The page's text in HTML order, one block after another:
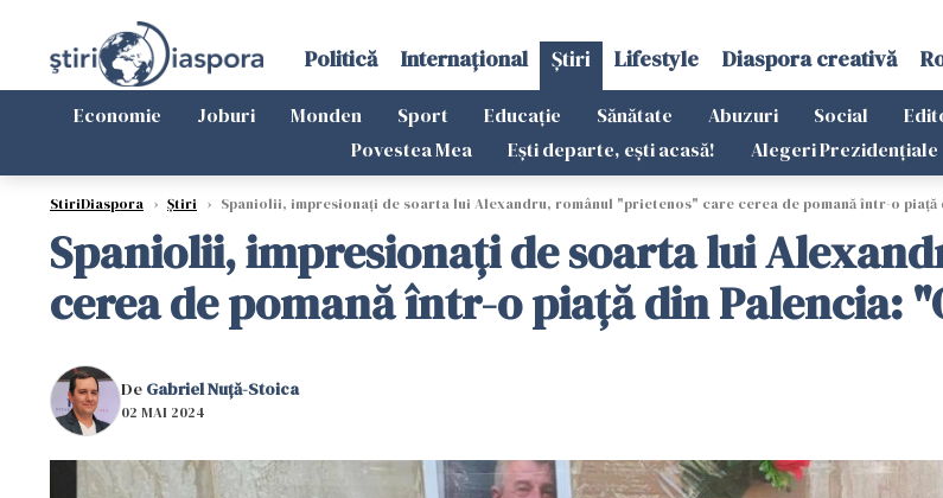
Politică Internațional Știri Lifestyle Diaspora creativă
Economie Joburi Monden Sport Educație Sănătate Abuzuri Social
Povestea Mea
Ești departe, ești acasă! Alegeri Prezidențiale
StiriDiaspora › Știri › Spaniolii, impresionați de soarta lui Alexandru, românul "prietenos" care cerea de pomană într-o piață
Spaniolii, impresionați de soarta lui
cerea de pomană într-o piață din Palencia:
De Gabriel Nuță-Stoica
02 MAI 2024